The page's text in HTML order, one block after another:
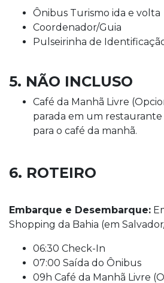
Ônibus Turismo ida e volta
Coordenador/Guia
Pulseirinha de
5. NÃO INCLUSO
Café da Manhã Livre
parada em um
para o café da manhã.
6. ROTEIRO
Embarque e Desembarque:
Shopping da Bahia (em
06:30 Check-In
07:00 Saída do Ônibus
09h Café da Manhã Livre